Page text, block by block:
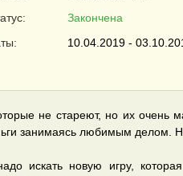
Закончена
10.04.2019 -
не стареют, но их очень
занимаясь любимым делом.
искать новую игру,